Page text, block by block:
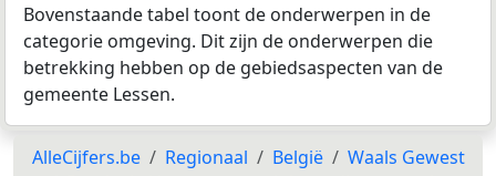
Bovenstaande tabel toont de onderwerpen in de
categorie omgeving. Dit zijn de onderwerpen die
betrekking hebben op de gebiedsaspecten van de
gemeente Lessen.
AlleCijfers.be Regionaal België
Waals Gewest